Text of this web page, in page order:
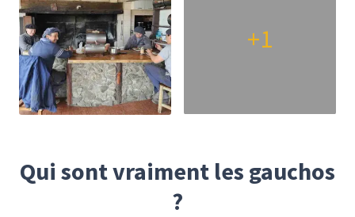
+1
Qui sont vraiment les gauchos
?